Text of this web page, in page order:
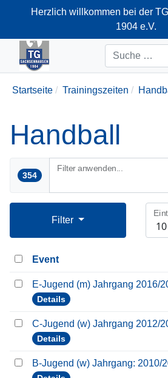
Herzlich willkommen bei der
1904 e.V.
+49-
Suchen
Startseite Trainingszeiten
Handball
354
Filter anwenden...
Filter
Event
E-Jugend (m) Jahrgang 2016/
Details
C-Jugend (w) Jahrgang 2012/
Details
B-Jugend (w) Jahrgang: 2010/